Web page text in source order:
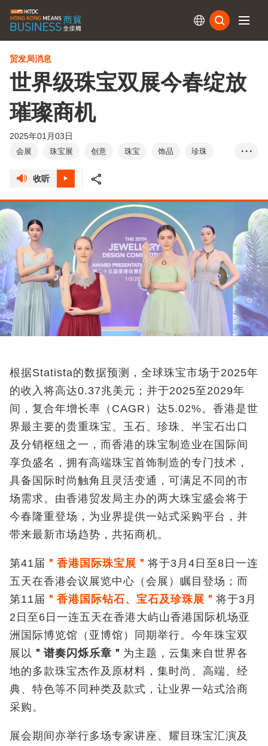
贸发局消息
世界级珠宝双展今春绽放
璀璨商机
2025年01月03日
会展 珠宝展 创意 珠宝 饰品
珍珠
宝石
• • •
收听
根据Statista的数据预测，全球珠宝市场于2025年
的收入将高达0.37兆美元；并于2025至2029年
间，复合年增长率（CAGR）达5.02%。香港是世
界最主要的贵重珠宝、玉石、珍珠、半宝石出口
及分销枢纽之一，而香港的珠宝制造业在国际间
享负盛名，拥有高端珠宝首饰制造的专门技术，
具备国际时尚触角且灵活变通，可满足不同的市
场需求。由香港贸发局主办的两大珠宝盛会将于
今春隆重登场，为业界提供一站式采购平台，并
带来最新市场趋势，共拓商机。
第41届 ＂ 香港国际珠宝展 ＂ 将于3月4日至8日一连
五天在香港会议展览中心（会展）瞩目登场；而
第11届 ＂ 香港国际钻石、宝石及珍珠展 ＂ 将于3月
2日至6日一连五天在香港大屿山香港国际机场亚
洲国际博览馆（亚博馆）同期举行。今年珠宝双
展以 ＂谱奏闪烁乐章＂ 为主题，云集来自世界各
地的多款珠宝杰作及原材料，集时尚、高端、经
典、特色等不同种类及款式，让业界一站式洽商
采购。
展会期间亦举行多场专家讲座、耀目珠宝汇演及